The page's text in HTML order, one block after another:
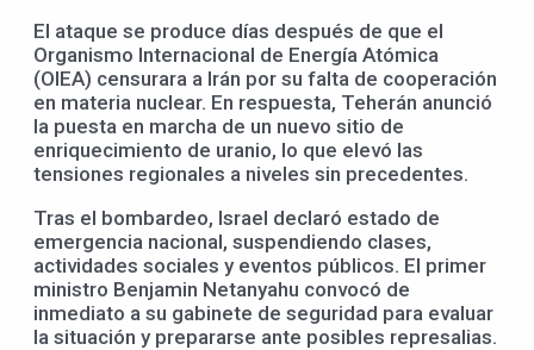
El ataque se produce días después de que el
Organismo Internacional de Energía Atómica
(OIEA) censurara a Irán por su falta de cooperación
en materia nuclear. En respuesta, Teherán anunció
la puesta en marcha de un nuevo sitio de
enriquecimiento de uranio, lo que elevó las
tensiones regionales a niveles sin precedentes.
Tras el bombardeo, Israel declaró estado de
emergencia nacional, suspendiendo clases,
actividades sociales y eventos públicos. El primer
ministro Benjamin Netanyahu convocó de
inmediato a su gabinete de seguridad para evaluar
la situación y prepararse ante posibles represalias.